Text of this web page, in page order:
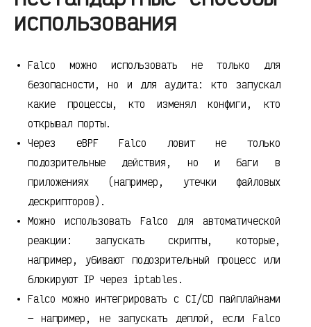
использования
Falco можно использовать не только для
безопасности, но и для аудита: кто запускал
какие процессы, кто изменял конфиги, кто
открывал порты.
Через eBPF Falco ловит не только
подозрительные действия, но и баги в
приложениях (например, утечки файловых
дескрипторов).
Можно использовать Falco для автоматической
реакции: запускать скрипты, которые,
например, убивают подозрительный процесс или
блокируют IP через iptables.
Falco можно интегрировать с CI/CD пайплайнами
— например, не запускать деплой, если Falco